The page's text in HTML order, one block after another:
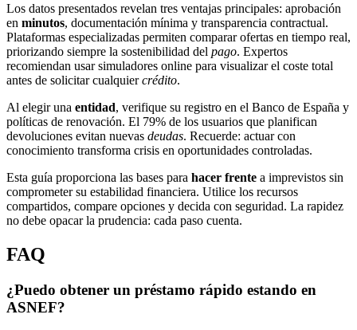
Los datos presentados revelan tres ventajas principales: aprobación
en minutos, documentación mínima y transparencia contractual.
Plataformas especializadas permiten comparar ofertas en tiempo real,
priorizando siempre la sostenibilidad del pago. Expertos
recomiendan usar simuladores online para visualizar el coste total
antes de solicitar cualquiercrédito.
Al elegir una entidad, verifique su registro en el Banco de España y
políticas de renovación. El 79% de los usuarios que planifican
devoluciones evitan nuevas deudas. Recuerde: actuar con
conocimiento transforma crisis en oportunidades controladas.
Esta guía proporciona las bases para hacer frente a imprevistos sin
comprometer su estabilidad financiera. Utilice los recursos
compartidos, compare opciones y decida con seguridad. La rapidez
no debe opacar la prudencia: cada paso cuenta.
FAQ
¿Puedo obtener un préstamo rápido estando en
ASNEF?